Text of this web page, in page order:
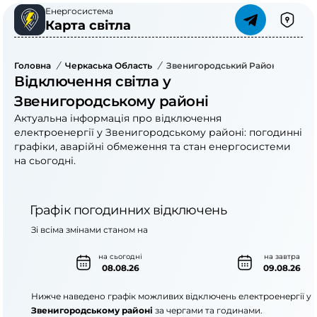
Енергосистема
Карта світла
Головна / Черкаська Область / Звенигородський Район
Відключення світла у
Звенигородському районі
Актуальна інформація про відключення
електроенергії у Звенигородському районі: погодинні
графіки, аварійні обмеження та стан енергосистеми
на сьогодні.
Графік погодинних відключень
на сьогодні
08.08.26
на завтра
09.08.26
Зі всіма змінами станом на
Нижче наведено графік можливих відключень електроенергії у
Звенигородському районі за чергами та годинами.